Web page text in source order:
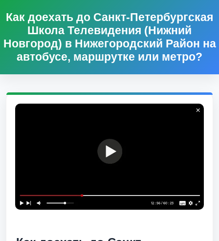
Как доехать до Санкт-Петербургская
Школа Телевидения (Нижний
Новгород) в Нижегородский Район на
автобусе, маршрутке или метро?